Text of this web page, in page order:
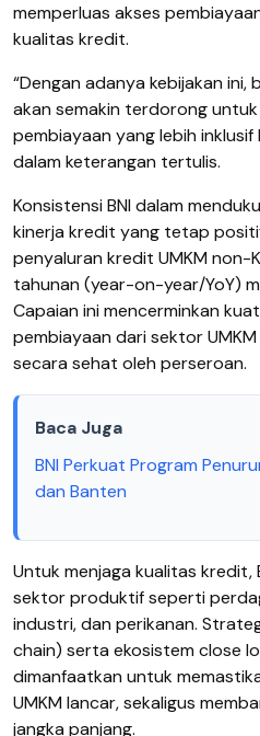
memperluas akses
kualitas kredit.
“Dengan adanya kebijakan ini,
akan semakin terdorong
pembiayaan yang lebih inklusif
dalam keterangan tertulis.
Konsistensi BNI dalam
kinerja kredit yang tetap
penyaluran kredit UMKM non-
tahunan (year-on-year/YoY)
Capaian ini mencerminkan
pembiayaan dari sektor
secara sehat oleh perseroan.
Baca Juga
BNI Perkuat Program
dan Banten
Untuk menjaga kualitas
sektor produktif seperti
industri, dan perikanan.
chain) serta ekosistem close
dimanfaatkan untuk
UMKM lancar, sekaligus
jangka panjang.